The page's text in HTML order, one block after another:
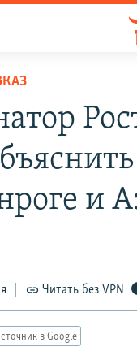
и
Читать без VPN
в Google